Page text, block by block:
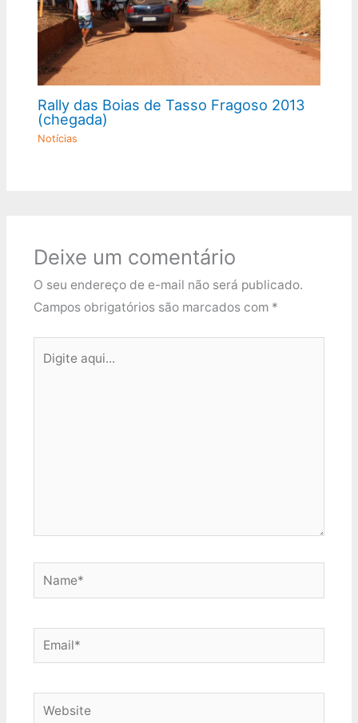
Rally das Boias de Tasso Fragoso 2013
(chegada)
Notícias
Deixe um comentário
O seu endereço de e-mail não será publicado.
Campos obrigatórios são marcados com *
aqui...
Name*
Email*
Website